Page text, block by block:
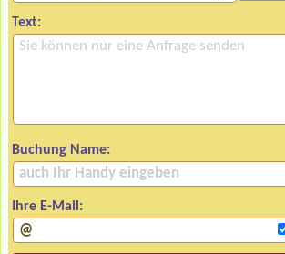
Text:
Buchung Name:
Ihre E-Mail: